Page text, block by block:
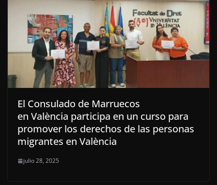
El Consulado de Marruecos
en València participa en un curso para
promover los derechos de las personas
migrantes en València
julio 28, 2025